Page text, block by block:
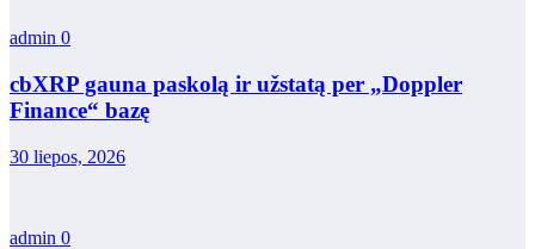
admin 0
cbXRP gauna paskolą ir užstatą per „Doppler
Finance“ bazę
30 liepos, 2026
admin 0